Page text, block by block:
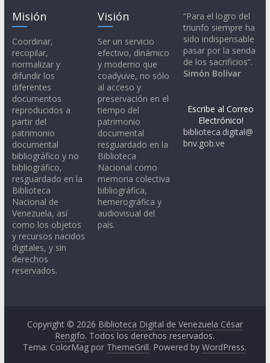
Misión
Coordinar,
recopilar,
normalizar y
difundir los
diferentes
documentos
reproducidos a
partir del
patrimonio
documental
bibliográfico y no
bibliográfico,
resguardado en la
Biblioteca
Nacional de
Venezuela, así
como los objetos
y recursos nacidos
digitales, y sin
derechos
reservados.
Visión
Ser un servicio
efectivo, dinámico
y moderno que
coadyuve, no sólo
al acceso y
preservación en el
tiempo del
patrimonio
documental
resguardado en la
Biblioteca
Nacional como
memoria colectiva
bibliográfica,
hemerográfica y
audiovisual del
país.
“Para el logro del
triunfo siempre ha
sido indispensable
pasar por la senda
de los sacrificios”.
Simón Bolívar
Escribe al Correo
Electrónico!
biblioteca.digital@
bnv.gob.ve
Copyright © 2026 Biblioteca Digital de Venezuela César
Rengifo. Todos los derechos reservados.
Tema: ColorMag por ThemeGrill. Powered byWordPress.